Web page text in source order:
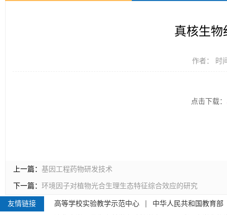
真核生物
作者： 时
点击下载：
上一篇： 基因工程药物研发技术
下一篇： 环境因子对植物光合生理生态特征综合效应的研究
友情链接 高等学校实验教学示范中心
中华人民共和国教育部